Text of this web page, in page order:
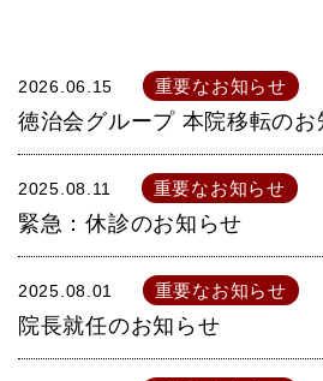
2026.06.15 重要なお知らせ
徳治会グループ 本院移転のお
2025.08.11 重要なお知らせ
緊急：休診のお知らせ
2025.08.01 重要なお知らせ
院長就任のお知らせ